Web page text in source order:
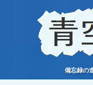
備忘録の